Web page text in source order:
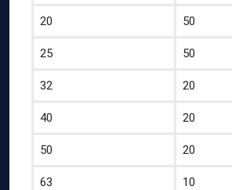
20 50
25 50
32 20
40 20
50 20
63 10